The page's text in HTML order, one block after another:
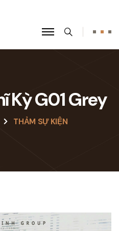
Search
Kỳ G01 Grey
THẢM SỰ KIỆN